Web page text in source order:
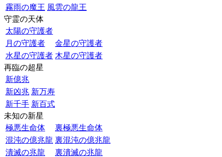
霧雨の魔王 風雲の龍王
守霊の天体
太陽の守護者
月の守護者
金星の守護者
水星の守護者 木星の守護者
再臨の超星
新億兆
新凶兆 新万寿
新千手 新百式
未知の新星
極悪生命体
裏極悪生命体
混沌の億兆龍 裏混沌の億兆龍
潰滅の兆龍
裏潰滅の兆龍